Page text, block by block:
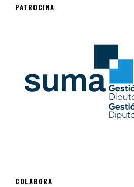
PATROCINA
COLABORA